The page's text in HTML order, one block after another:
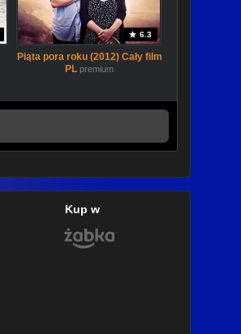
6.3
Piąta pora roku (2012) Cały film
PL premium
Kup w